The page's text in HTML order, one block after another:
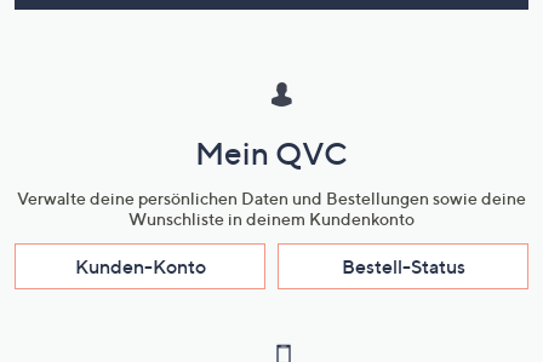
Mein QVC
Verwalte deine persönlichen Daten und Bestellungen sowie deine
Wunschliste in deinem Kundenkonto
Kunden-Konto Bestell-Status